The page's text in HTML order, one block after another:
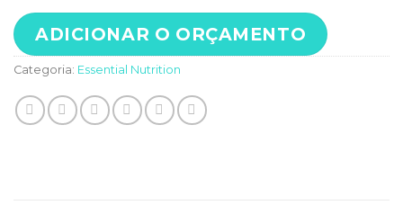
ADICIONAR O ORÇAMENTO
Categoria: Essential Nutrition